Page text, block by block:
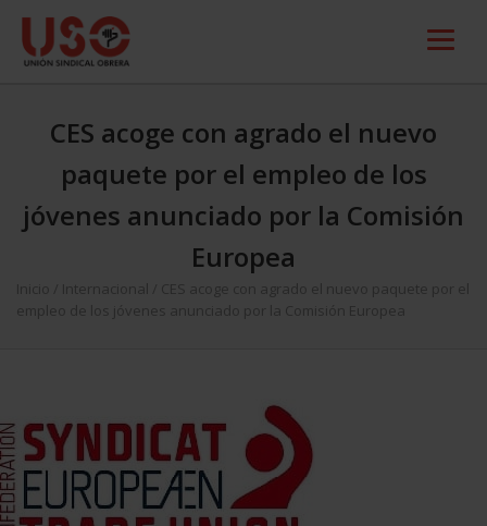
CES acoge con agrado el nuevo
paquete por el empleo de los
jóvenes anunciado por la Comisión
Europea
Inicio Internacional
CES acoge con agrado el nuevo paquete por el
empleo de los jóvenes anunciado por la Comisión Europea